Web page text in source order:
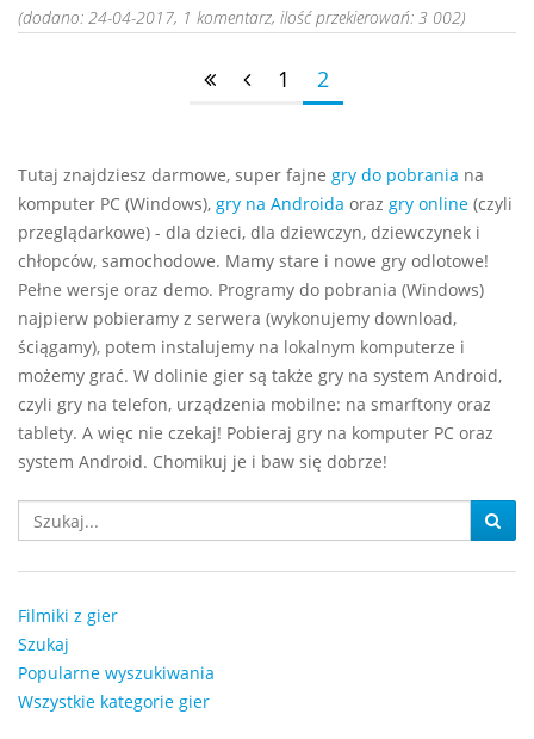
(dodano: 24-04-2017, 1 komentarz, ilość przekierowań: 3 002)
1 2
Tutaj znajdziesz darmowe, super fajne gry do pobrania na
komputer PC (Windows), gry na Androida oraz gry online (czyli
przeglądarkowe) - dla dzieci, dla dziewczyn, dziewczynek i
chłopców, samochodowe. Mamy stare i nowe gry odlotowe!
Pełne wersje oraz demo. Programy do pobrania (Windows)
najpierw pobieramy z serwera (wykonujemy download,
ściągamy), potem instalujemy na lokalnym komputerze i
możemy grać. W dolinie gier są także gry na system Android,
czyli gry na telefon, urządzenia mobilne: na smarftony oraz
tablety. A więc nie czekaj! Pobieraj gry na komputer PC oraz
system Android. Chomikuj je i baw się dobrze!
Filmiki z gier
Szukaj
Popularne wyszukiwania
Wszystkie kategorie gier